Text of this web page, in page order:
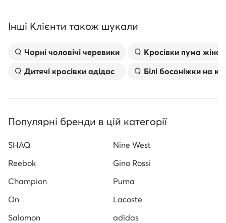
Інші Клієнти також шукали
Чорні чоловічі черевики
Дитячі кросівки адідас
Kросівки пума
Білі босоніжки на
Популярні бренди в цій категорії
SHAQ
Nine West
Reebok
Gino Rossi
Champion
Puma
On
Lacoste
Salomon
adidas